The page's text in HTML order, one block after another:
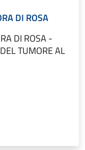
DI ROSA
DI ROSA -
TUMORE AL